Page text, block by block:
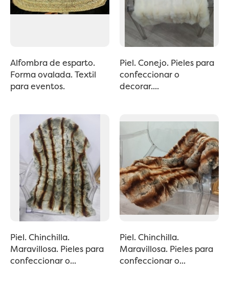
Alfombra de esparto.
Forma ovalada. Textil
para eventos.
Piel. Conejo. Pieles para
confeccionar o
decorar....
Piel. Chinchilla.
Maravillosa. Pieles para
confeccionar o...
Piel. Chinchilla.
Maravillosa. Pieles para
confeccionar o...